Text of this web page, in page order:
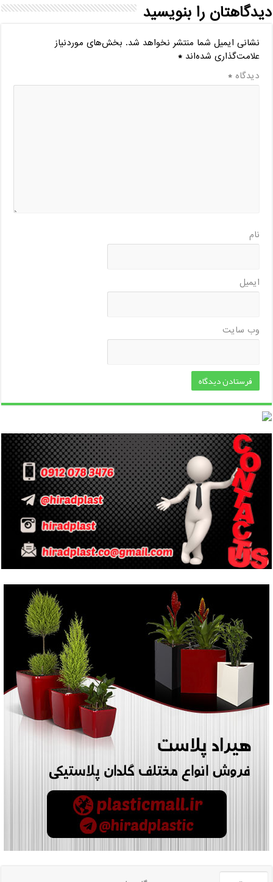
دیدگاهتان را بنویسید
نشانی ایمیل شما منتشر نخواهد شد. بخش‌های موردنیاز
علامت‌گذاری شده‌اند*
دیدگاه*
نام
ایمیل
وب‌ سایت